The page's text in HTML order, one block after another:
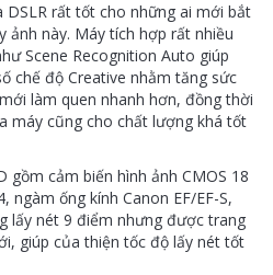
DSLR rất tốt cho những ai mới bắt
ảnh này. Máy tích hợp rất nhiều
Scene Recognition Auto giúp
chế độ Creative nhằm tăng sức
làm quen nhanh hơn, đồng thời
máy cũng cho chất lượng khá tốt
gồm cảm biến hình ảnh CMOS 18
ngàm ống kính Canon EF/EF-S,
lấy nét 9 điểm nhưng được trang
giúp của thiện tốc độ lấy nét tốt